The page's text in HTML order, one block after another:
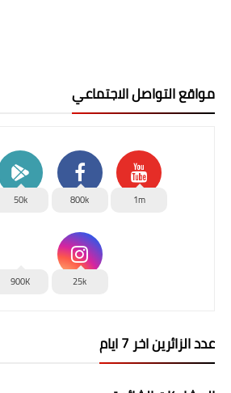
مواقع التواصل الاجتماعي
1m
800k
50k
25k
900K
عدد الزائرين اخر 7 ايام